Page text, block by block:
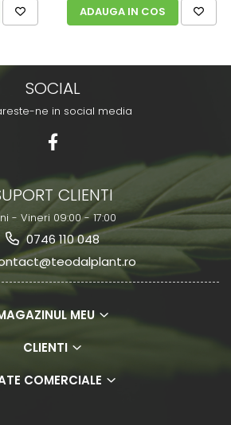
ADAUGA IN COS
SOCIAL
ne in social media
CLIENTI
- Vineri 09:00 - 17:00
0746 110 048
MEU
CLIENTI
COMERCIALE